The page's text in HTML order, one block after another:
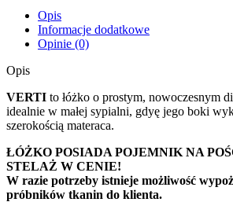
Opis
Informacje dodatkowe
Opinie (0)
Opis
VERTI to łóżko o prostym, nowoczesnym
idealnie w małej sypialni, gdyę jego boki
szerokością materaca.
ŁÓŻKO POSIADA POJEMNIK NA
STELAŻ W CENIE!
W razie potrzeby istnieje możliwość
próbników tkanin do klienta.